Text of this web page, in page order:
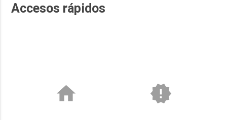
Accesos rápidos
home new_releases